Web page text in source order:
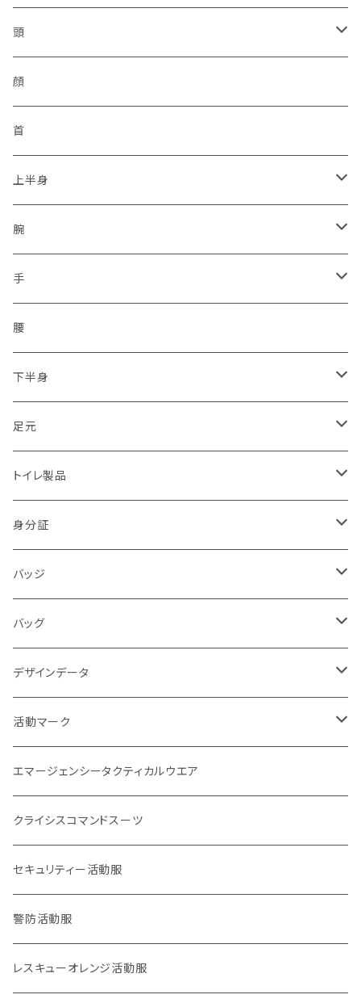
2ピン
サイドジップ
コンバットソールパターン
タクティカルソールパターン
IDバッジ
所属バッジ
ベスト
反射
ラジオホルスター
ミリタリー
イヤフォン
シークレットサービス
セキュリティポリス
身分証ケース
本革
タテ型
腕章
差込プレート
刺繍
ソックス
車両
無線設備
四国管区
九州管区
格言
災害復興ブランド「KOKONI KITE」
チャリTシャツ
2016.04.14九州「熊本地震」
2011.03.11東北沖地震「東日本大震災」
通信ネットワーク
二輪・バイク隊
トライク（3輪）・バギー・ジープ隊
ドローン隊
防犯・警戒・警防活動隊
警察犬・検索犬・救助犬
消防
災害時支援
サバイバルゲーム
企画室
トイレ製品
非常用トイレ
感染予防
モービル
イヤフォン
輸入品販権
頭
ヘルメット
帽子
顔
首
上半身
ベスト
上着
腕
保護
手
保護
腰
下半身
ひざ
パンツ
足元
ブーツ
中敷
トイレ製品
簡易式
使い捨て
身分証
バッジ
災害時医療情報カード
バッジ
POLICE
映画
活動証
身分証
オフィシャル
バッグ
キャラクター
刺繍パッチ
1点もの
デザインデータ
活動マーク
POLICE EYE
災害事案別
2017九州北部豪雨
2018西日本豪雨
チャリティマーク
KOKONI KITE
オールジャパン支援
活動マーク
トレードマーク
ロイヤリティマーク
通信系
操作・資格・技術・技能系
車両系
エマージェンシータクティカルウエア
クライシスコマンドスーツ
セキュリティー活動服
警防活動服
レスキューオレンジ活動服